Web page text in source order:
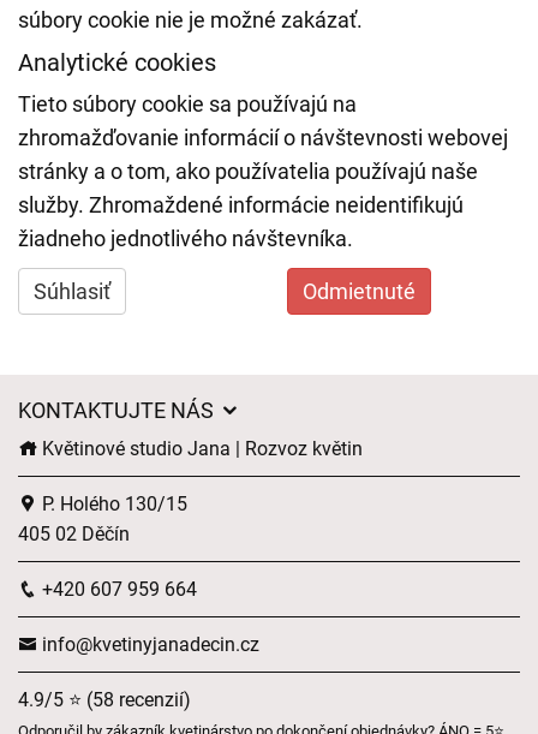
súbory cookie nie je možné zakázať.
Analytické cookies
Tieto súbory cookie sa používajú na
zhromažďovanie informácií o návštevnosti webovej
stránky a o tom, ako používatelia používajú naše
služby. Zhromaždené informácie neidentifikujú
žiadneho jednotlivého návštevníka.
Súhlasiť Odmietnuté
KONTAKTUJTE NÁS
Květinové studio Jana | Rozvoz květin
P. Holého 130/15
405 02 Děčín
+420 607 959 664
info@kvetinyjanadecin.cz
4.9/5 ⭐ (58 recenzií)